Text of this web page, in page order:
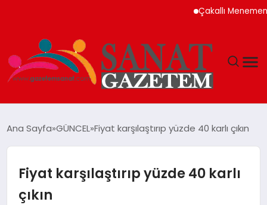
Çakallı Menemeni
TEKNOLOJI
SIYASET
Ana Sayfa GÜNCEL Fiyat karşılaştırıp yüzde 40 karlı çıkın
Fiyat karşılaştırıp yüzde 40 karlı
çıkın